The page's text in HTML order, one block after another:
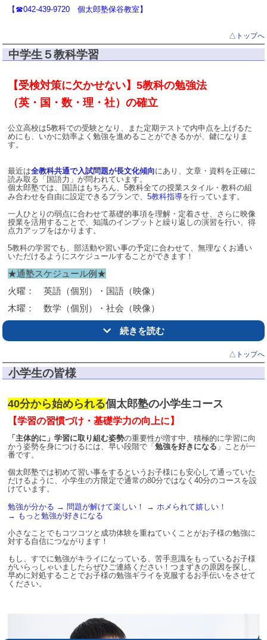
【☎042-439-9720 個太郎塾保谷教室】
△トップへ
中学生５教科学習
【受検対策に欠かせない】 5教科の勉強法
（英・国・数・理・社）の確立
公立高校は5教科での受験となり、また定期テストで内申点を上げるた
めにも、いかに効率よく勉強を進めることができるかが、鍵になりま
す。
最近は全教科共通で入試問題が長文化傾向にあり、文章・資料を正確に
読み取る「国語力」が問われています。
個太郎塾では、
国語はもちろん、 5教科全ての授業スタイル・教科の組
み合わせを自由に設定できるプランで、 5教科指導を行っています。
一人ひとりの弱点に合わせて基礎的事項を理解・定着させ、さらに映像
授業を活用することで、知識のインプットと繰り返しの演習を行い、得
点力アップをはかります。
5教科の学習でも、部活動や習い事の予定に合わせて、無理なくお通い
いただけるようにスケジュールすることができます！
★通塾スケジュール例★
火曜： 英語（個別）・国語（映像）
木曜： 数学（個別）・社会（映像）
土曜： 理科（映像）・自習
詳しくは教室までお問い合わせください。
続きを読む
△トップへ
小学生の皆様
40分から始められる個太郎塾の小学生コース
【学習の習慣づけ・基礎学力の向上に】
「主体的に」学習に取り組む姿勢の重要性が増す中、積極的に学習に向
かう姿勢を身につけるには、早い段階で「 勉強を好きになる 」ことが一
番です。
個太郎塾では初めて習い事をするというお子様にも安心して通っていた
だけるように、小学生の方限定で通常の80分ではなく 40分のコースを設
けています。
勉強が分かる → 問題が解けて楽しい！ → ホメられて嬉しい！
→ もっと勉強が好きになる
小さなことでもコツコツと成功体験を重ねていくことがお子様の勉強に
対する自信につながります！
もし、すでに勉強がキライになっている、苦手意識をもっているお子様
がいらっしゃいましたらぜひご連絡ください！つまずきの原因を探し、
早めに対処することでお子様の勉強ギライを克服するお手伝いをさせて
ください。